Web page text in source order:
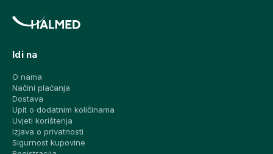
Idi na
O nama
Načini plaćanja
Dostava
Upit o dodatnim količinama
Uvjeti korištenja
Izjava o privatnosti
Sigurnost kupovine